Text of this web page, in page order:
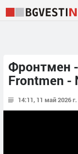
Фронтмен
Frontmen -
14:11, 11 май 2026 г.